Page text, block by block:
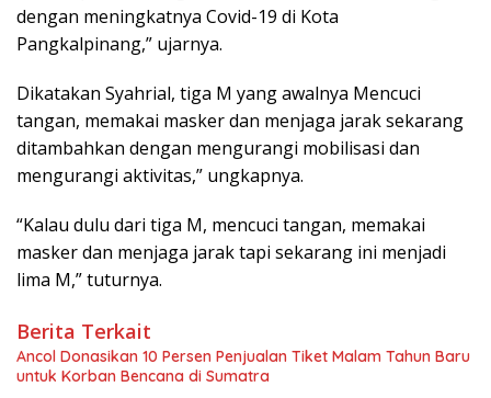
dengan meningkatnya Covid-19 di Kota
Pangkalpinang,” ujarnya.
Dikatakan Syahrial, tiga M yang awalnya Mencuci
tangan, memakai masker dan menjaga jarak sekarang
ditambahkan dengan mengurangi mobilisasi dan
mengurangi aktivitas,” ungkapnya.
“Kalau dulu dari tiga M, mencuci tangan, memakai
masker dan menjaga jarak tapi sekarang ini menjadi
lima M,” tuturnya.
Berita Terkait
Ancol Donasikan 10 Persen Penjualan Tiket Malam Tahun Baru
untuk Korban Bencana di Sumatra